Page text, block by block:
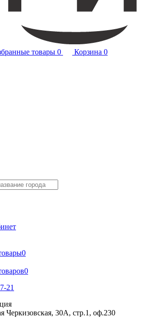
товары 0 Корзина 0
0
0
21
Черкизовская, 30А, стр.1, оф.230